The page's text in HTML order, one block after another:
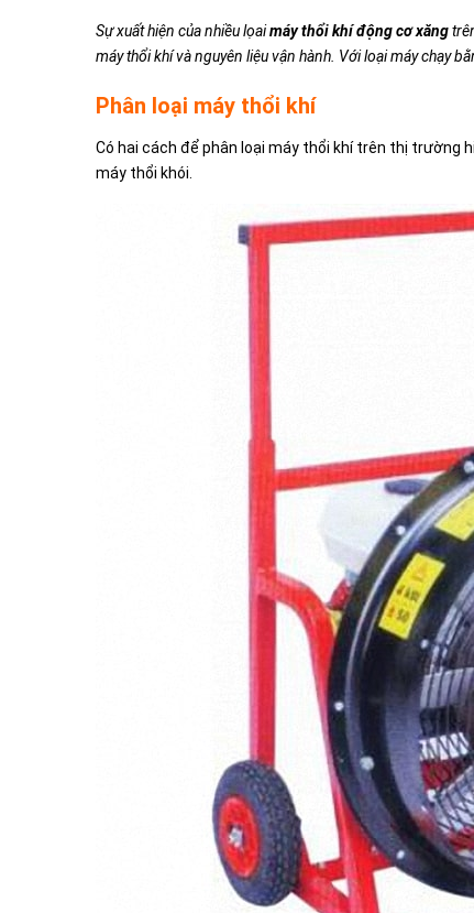
Sự xuất hiện của nhiều lọaimáy thổi khí động cơ xăng
máy thổi khí và nguyên liệu vận hành. Với loại máy chạy
Phân loại máy thổi khí
Có hai cách để phân loại máy thổi khí trên thị trường
máy thổi khói.